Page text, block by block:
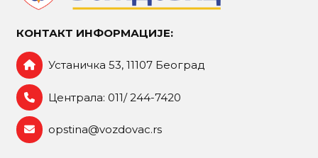
КОНТАКТ ИНФОРМАЦИЈЕ:
Устаничка 53, 11107 Београд
Централа: 011/ 244-7420
opstina@vozdovac.rs